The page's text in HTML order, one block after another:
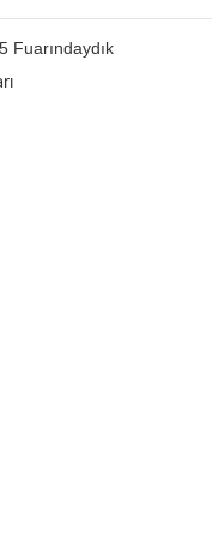
Fuarındaydık